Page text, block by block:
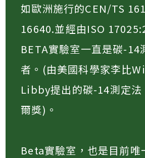
如歐洲施行的CEN/TS
16640.並經由ISO
BETA實驗室一直是碳-14
者。(由美國科學家李比
Libby提出的碳-14測定法
爾獎)。​
Beta實驗室，也是目前唯